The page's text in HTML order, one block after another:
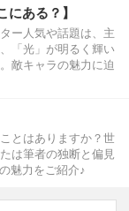
にある？】
ー人気や話題は、主
「光」が明るく輝い
敵キャラの魅力に迫
とはありますか？世
は筆者の独断と偏見
魅力をご紹介♪